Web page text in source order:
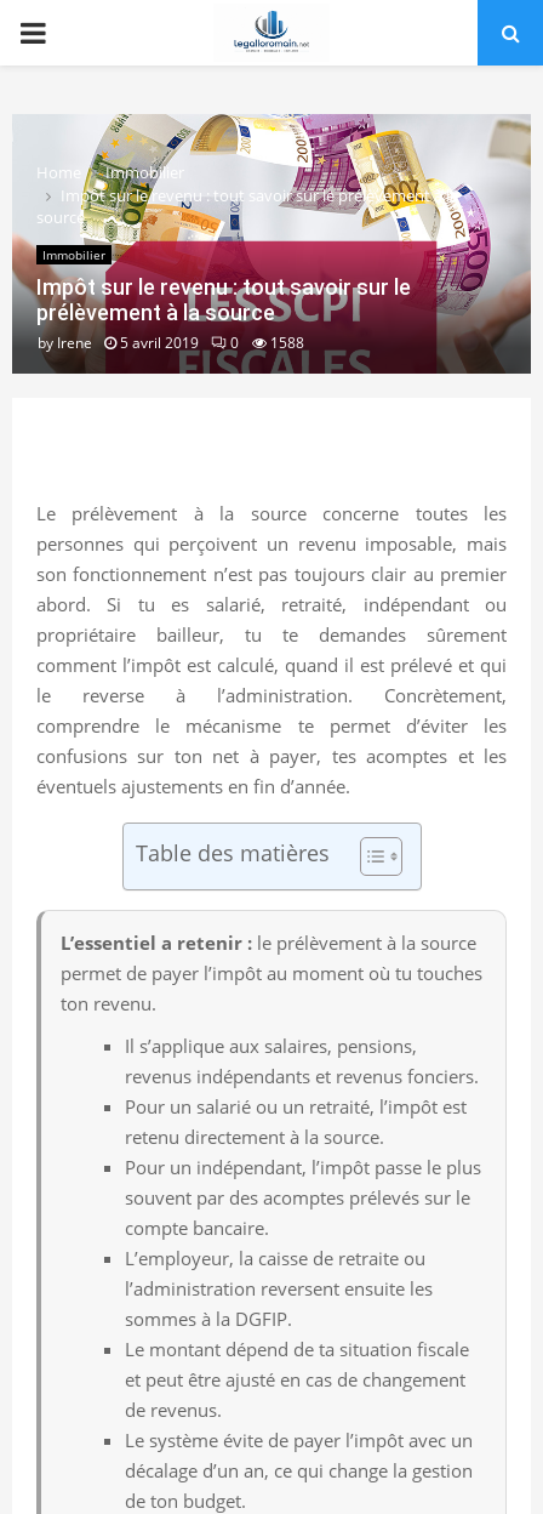
PRIMARY
Home
Immobilier
Impôt sur le revenu : tout savoir sur le prélèvement à la
source
Immobilier
Impôt sur le revenu : tout savoir sur le
prélèvement à la source
by Irene 5 avril 2019 0 1588
Le prélèvement à la source concerne toutes les
personnes qui perçoivent un revenu imposable, mais
son fonctionnement n’est pas toujours clair au premier
abord. Si tu es salarié, retraité, indépendant ou
propriétaire bailleur, tu te demandes sûrement
comment l’impôt est calculé, quand il est prélevé et qui
le reverse à l’administration. Concrètement,
comprendre le mécanisme te permet d’éviter les
confusions sur ton net à payer, tes acomptes et les
éventuels ajustements en fin d’année.
Table des matières
L’essentiel a retenir : le prélèvement à la source
permet de payer l’impôt au moment où tu touches
ton revenu.
Il s’applique aux salaires, pensions,
revenus indépendants et revenus fonciers.
Pour un salarié ou un retraité, l’impôt est
retenu directement à la source.
Pour un indépendant, l’impôt passe le plus
souvent par des acomptes prélevés sur le
compte bancaire.
L’employeur, la caisse de retraite ou
l’administration reversent ensuite les
sommes à la DGFIP.
Le montant dépend de ta situation fiscale
et peut être ajusté en cas de changement
de revenus.
Le système évite de payer l’impôt avec un
décalage d’un an, ce qui change la gestion
de ton budget.